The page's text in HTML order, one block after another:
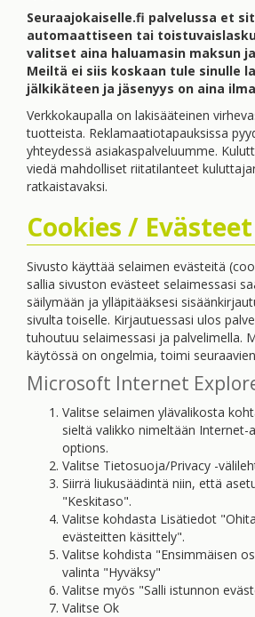
Seuraajokaiselle.fi palvelussa et
automaattiseen tai
valitset aina haluamasin maksun
Meiltä ei siis koskaan tule sinulle
jälkikäteen ja jäsenyys on aina
Verkkokaupalla on lakisääteinen
tuotteista. Reklamaatiotapauksissa
yhteydessä asiakaspalveluumme.
viedä mahdolliset riitatilanteet
ratkaistavaksi.
Cookies / Evästeet
Sivusto käyttää selaimen evästeitä
sallia sivuston evästeet selaimessasi
säilymään ja ylläpitääksesi
sivulta toiselle. Kirjautuessasi ulos
tuhoutuu selaimessasi ja palvelimella.
käytössä on ongelmia, toimi
Microsoft Internet
Valitse selaimen ylävalikosta
sieltä valikko nimeltään
options.
Valitse Tietosuoja/Privacy -
Siirrä liukusäädintä niin, että
"Keskitaso".
Valitse kohdasta Lisätiedot
evästeitten käsittely".
Valitse kohdista "Ensimmäisen
valinta "Hyväksy"
Valitse myös "Salli istunnon
Valitse Ok